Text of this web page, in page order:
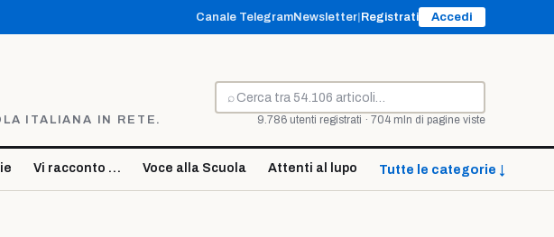
Canale TelegramNewsletter Registrati Accedi
ITALIANA IN RETE.
⌕
Cerca
9.786 utenti registrati · 704 mln di pagine viste
Vi racconto … Voce alla Scuola Attenti al lupo Tutte le categorie ↓